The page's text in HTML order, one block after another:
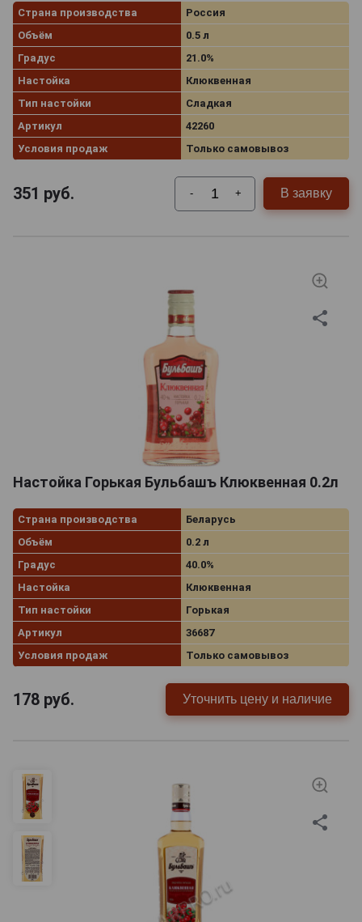
Страна производства
Россия
Объём
0.5 л
Градус
21.0%
Настойка
Клюквенная
Тип настойки
Сладкая
Артикул
42260
Условия продаж
Только самовывоз
351 руб. - + В заявку
Настойка Горькая Бульбашъ Клюквенная 0.2л
Страна производства
Беларусь
Объём
0.2 л
Градус
40.0%
Настойка
Клюквенная
Тип настойки
Горькая
Артикул
36687
Условия продаж
Только самовывоз
178 руб. Уточнить цену и наличие